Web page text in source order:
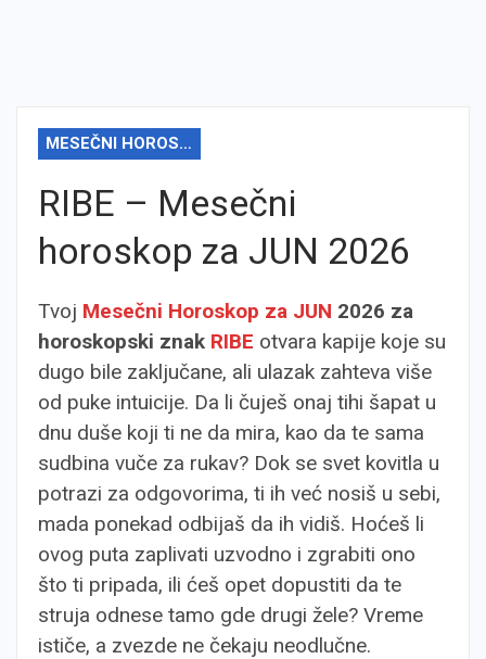
MESEČNI HOROSKOP
RIBE – Mesečni
horoskop za JUN 2026
Tvoj Mesečni Horoskop za JUN 2026 za
horoskopski znak RIBE otvara kapije koje su
dugo bile zaključane, ali ulazak zahteva više
od puke intuicije. Da li čuješ onaj tihi šapat u
dnu duše koji ti ne da mira, kao da te sama
sudbina vuče za rukav? Dok se svet kovitla u
potrazi za odgovorima, ti ih već nosiš u sebi,
mada ponekad odbijaš da ih vidiš. Hoćeš li
ovog puta zaplivati uzvodno i zgrabiti ono
što ti pripada, ili ćeš opet dopustiti da te
struja odnese tamo gde drugi žele? Vreme
ističe, a zvezde ne čekaju neodlučne.